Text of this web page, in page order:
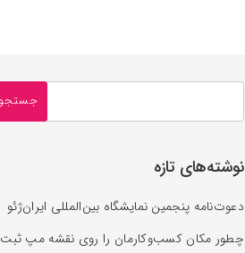
نوشته‌های تازه
دعوت‌نامه پنجمین نمایشگاه بین‌المللی ایران‌ژئو
چطور مکان کسب‌وکارمان را روی نقشه‌ مپ ثبت